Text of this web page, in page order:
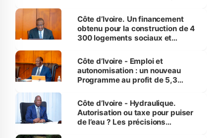
Côte d’Ivoire. Un financement
obtenu pour la construction de 4
300 logements sociaux et
et Yamoussoukro
Côte d’Ivoire - Emploi et
autonomisation : un nouveau
Programme au profit de 5,3
Côte d’Ivoire - Hydraulique.
Autorisation ou taxe pour puiser
de l’eau ? Les précisions